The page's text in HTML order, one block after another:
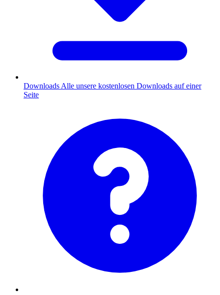
Downloads Alle unsere kostenlosen Downloads auf einer
Seite